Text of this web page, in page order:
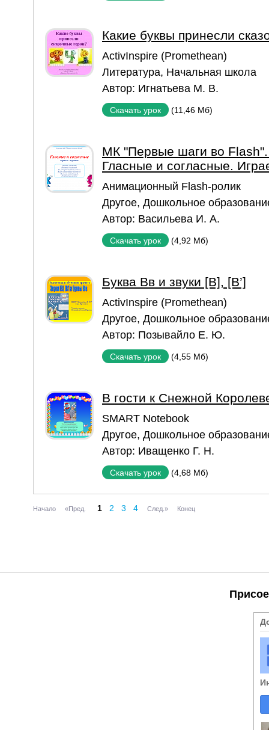
Какие буквы принесли
ActivInspire (Promethean)
Литература, Начальная школа
Автор: Игнатьева М. В.
Скачать урок (11,46 Мб)
МК "Первые шаги во Flash".
Гласные и согласные.
Aнимационный Flash-ролик
Другое, Дошкольное
Автор: Васильева И. А.
Скачать урок (4,92 Мб)
Буква Вв и звуки [В], [В’]
ActivInspire (Promethean)
Другое, Дошкольное
Автор: Позывайло Е. Ю.
Скачать урок (4,55 Мб)
В гости к Снежной
SMART Notebook
Другое, Дошкольное
Автор: Иващенко Г. Н.
Скачать урок (4,68 Мб)
Начало «Пред. 1 2 3 4 След.» Конец